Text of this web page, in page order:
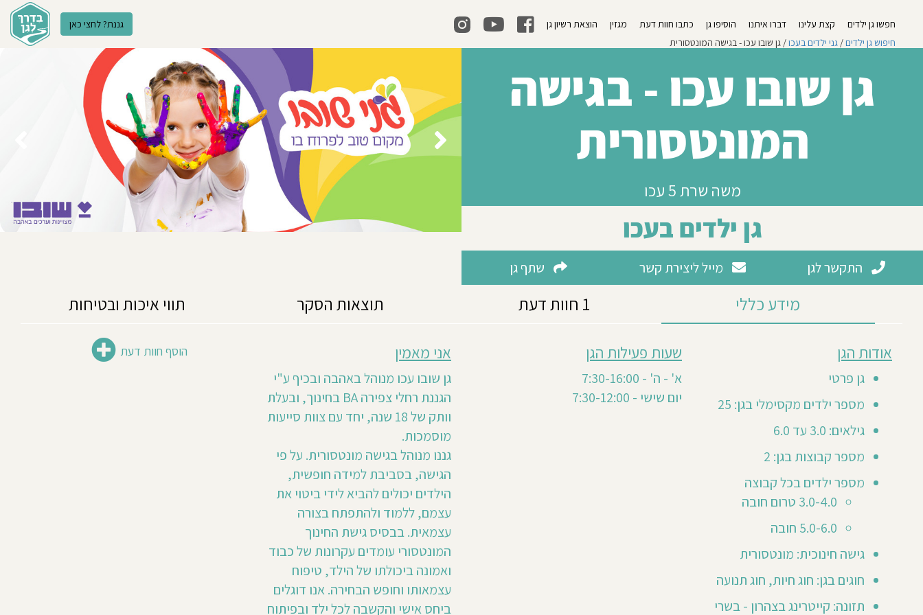
גננת? לחצי כאן חפשו גן ילדים קצת עלינו דברו איתנו הוסיפו גן כתבו חוות דעת מגזין
הוצאת רשיון גן
חיפוש גן ילדים/ גני ילדים בעכו/ גן שובו עכו - בגישה המונטסורית
גן שובו עכו - בגישה
המונטסורית
משה שרת 5 עכו
גן ילדים בעכו
שתף גן מייל ליצירת קשר התקשר לגן
מידע כללי 1 חוות דעת תוצאות הסקר תווי איכות ובטיחות
הוסף חוות דעת אני מאמין
גן שובו עכו מנוהל באהבה ובכיף ע"י
הגננת רחלי צפירה BA בחינוך, ובעלת
וותק של 18 שנה, יחד עם צוות סייעות
מוסמכות.
גננו מנוהל בגישה מונטסורית. על פי
הגישה, בסביבת למידה חופשית,
הילדים יכולים להביא לידי ביטוי את
עצמם, ללמוד ולהתפתח בצורה
עצמאית. בבסיס גישת החינוך
המונטסורי עומדים עקרונות של כבוד
ואמונה ביכולתו של הילד, טיפוח
עצמאותו וחופש הבחירה. אנו דוגלים
ביחס אישי והקשבה לכל ילד ובפיתוח
שעות פעילות הגן
א' - ה' - 7:30-16:00
יום שישי - 7:30-12:00
אודות הגן
גן פרטי
מספר ילדים מקסימלי בגן: 25
גילאים: 3.0 עד 6.0
מספר קבוצות בגן: 2
מספר ילדים בכל קבוצה
3.0-4.0 טרום חובה
5.0-6.0 חובה
גישה חינוכית: מונטסורית
חוגים בגן: חוג חיות, חוג תנועה
תזונה: קייטרינג בצהרון - בשרי
חוות